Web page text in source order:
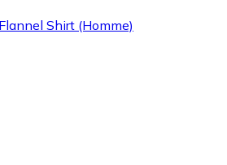
Shirt (Homme)